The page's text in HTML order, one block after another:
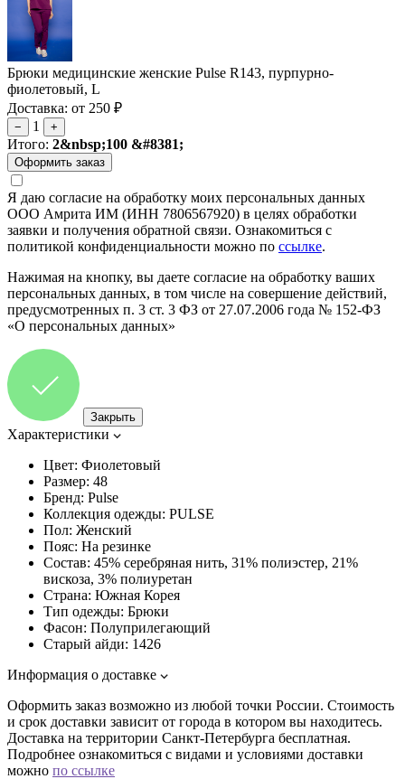
Брюки медицинские женские Pulse R143, пурпурно-
фиолетовый, L
Доставка: от 250 ₽
− 1 +
Итого: 2&nbsp;100 &#8381;
Я даю согласие на обработку моих персональных данных
ООО Амрита ИМ (ИНН 7806567920) в целях обработки
заявки и получения обратной связи. Ознакомиться с
политикой конфиденциальности можно по ссылке.
Нажимая на кнопку, вы даете согласие на обработку ваших
персональных данных, в том числе на совершение действий,
предусмотренных п. 3 ст. 3 ФЗ от 27.07.2006 года № 152-ФЗ
«О персональных данных»
Закрыть
Характеристики
Цвет: Фиолетовый
Размер: 48
Бренд: Pulse
Коллекция одежды: PULSE
Пол: Женский
Пояс: На резинке
Состав: 45% серебряная нить, 31% полиэстер, 21%
вискоза, 3% полиуретан
Страна: Южная Корея
Тип одежды: Брюки
Фасон: Полуприлегающий
Старый айди: 1426
Информация о доставке
Оформить заказ возможно из любой точки России. Стоимость
и срок доставки зависит от города в котором вы находитесь.
Доставка на территории Санкт-Петербурга бесплатная.
Подробнее ознакомиться с видами и условиями доставки
можно по ссылке